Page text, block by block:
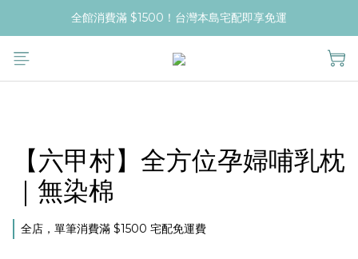
全館消費滿 $1500！台灣本島宅配即享免運
【六甲村】全方位孕婦哺乳枕
｜無染棉
全店，單筆消費滿 $1500 宅配免運費